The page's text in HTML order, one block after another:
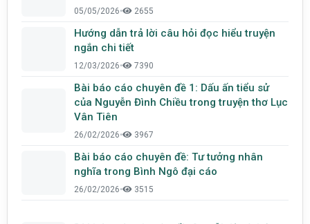
05/05/2026• 2655
Hướng dẫn trả lời câu hỏi đọc hiểu truyện
ngắn chi tiết
12/03/2026• 7390
Bài báo cáo chuyên đề 1: Dấu ấn tiểu sử
của Nguyễn Đình Chiều trong truyện thơ Lục
Vân Tiên
26/02/2026• 3967
Bài báo cáo chuyên đề: Tư tưởng nhân
nghĩa trong Bình Ngô đại cáo
26/02/2026• 3515